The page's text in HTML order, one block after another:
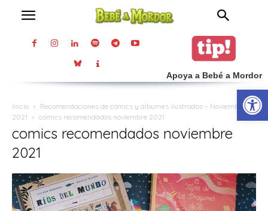
Apoya a Bebé a Mordor
Inicio
Recomendaciones de cómics y álbumes ilustrados – Noviembre
2021
comics recomendados noviembre 2021
comics recomendados noviembre
2021